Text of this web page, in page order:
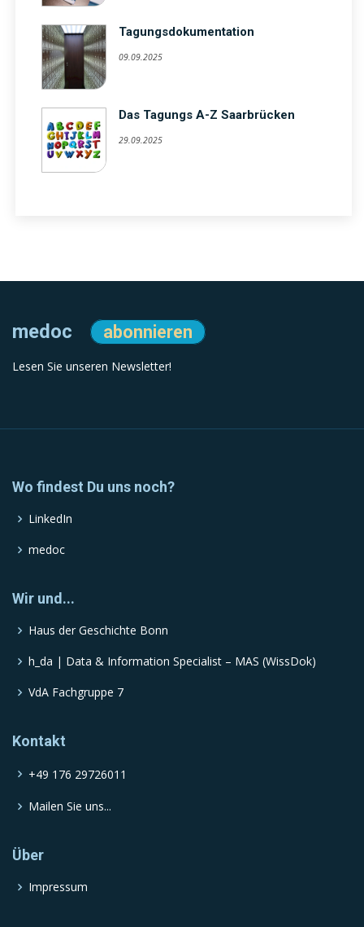
Tagungsdokumentation
09.09.2025
Das Tagungs A-Z Saarbrücken
29.09.2025
medoc abonnieren
Lesen Sie unseren Newsletter!
Wo findest Du uns noch?
LinkedIn
medoc
Wir und...
Haus der Geschichte Bonn
h_da | Data & Information Specialist – MAS (WissDok)
VdA Fachgruppe 7
Kontakt
+49 176 29726011
Mailen Sie uns...
Über
Impressum